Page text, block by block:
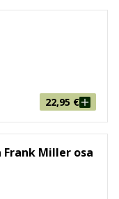
286 mm * 5 mm
22,95 €
Miller osa